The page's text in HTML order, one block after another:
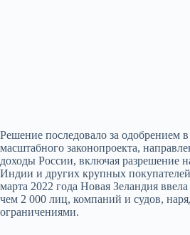
Решение последовало за
масштабного законопроекта,
доходы России, включая разрешение
Индии и других крупных
марта 2022 года Новая Зеландия
чем 2 000 лиц, компаний и судов,
ограничениями.